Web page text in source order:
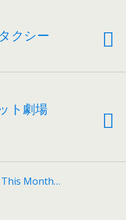
クシー
ト劇場
Month…